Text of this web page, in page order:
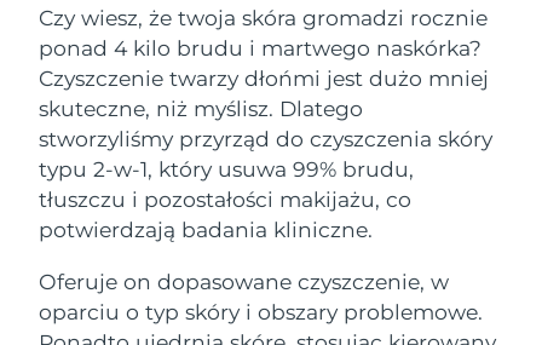
Czy wiesz, że twoja skóra gromadzi rocznie
ponad 4 kilo brudu i martwego naskórka?
Czyszczenie twarzy dłońmi jest dużo mniej
skuteczne, niż myślisz. Dlatego
stworzyliśmy przyrząd do czyszczenia skóry
typu 2-w-1, który usuwa 99% brudu,
tłuszczu i pozostałości makijażu, co
potwierdzają badania kliniczne.
Oferuje on dopasowane czyszczenie, w
oparciu o typ skóry i obszary problemowe.
LUNA™ 4 zestaw
Anti-aging massage
LUNA™ 4 Plus
Massage, LED heating
For men, anti-aging massage
BEAR™ 2 zestaw
Microcurrent toning
BEAR™ 2 go
Microcurrent toning on-the-go
Microcurrent line smoothing device
Nawilżenie
UFO™ 3 zestaw
Deep facial hydration
UFO™ 3 LED
Near-infrared and red light therapy
device
Pielęgnacja jamy
ustnej
issa™ 4
Hybrid silicone sonic toothbrush
issa™ 4 plus
Smart hybrid silicone sonic toothbrush
FAQ™ ZABIEG ANTI-AGING
Anti-aging Zabiegi LED
Bahrajn
Oczekiwany czas dostawy
8/10/26
Belgia
Oczekiwany czas dostawy
8/9/26
Bermudy
Oczekiwany czas dostawy
Hercegowina
8/12/26
Oczekiwany czas dostawy